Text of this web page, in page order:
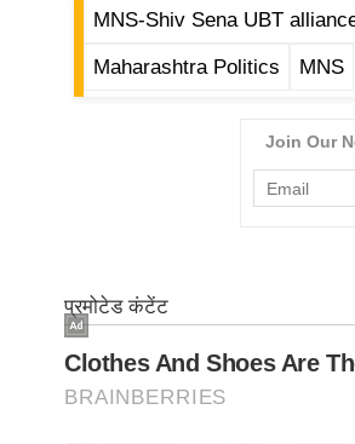
MNS-Shiv Sena UBT
Maharashtra Politics MNS